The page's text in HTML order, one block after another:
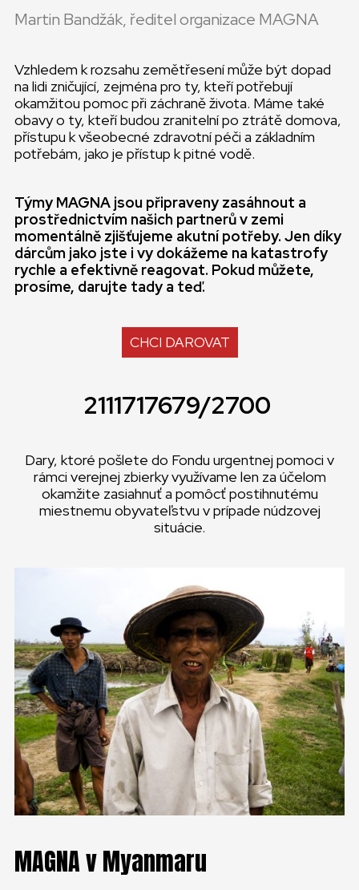
Martin Bandžák, ředitel organizace MAGNA
Vzhledem k rozsahu zemětřesení může být dopad
na lidi zničující, zejména pro ty, kteří potřebují
okamžitou pomoc při záchraně života. Máme také
obavy o ty, kteří budou zranitelní po ztrátě domova,
přístupu k všeobecné zdravotní péči a základním
potřebám, jako je přístup k pitné vodě.
Týmy MAGNA jsou připraveny zasáhnout a
prostřednictvím našich partnerů v zemi
momentálně zjišťujeme akutní potřeby. Jen díky
dárcům jako jste i vy dokážeme na katastrofy
rychle a efektivně reagovat. Pokud můžete,
prosíme, darujte tady a teď.
CHCI DAROVAT
2111717679/2700
Dary, ktoré pošlete do Fondu urgentnej pomoci v
rámci verejnej zbierky využívame len za účelom
okamžite zasiahnuť a pomôcť postihnutému
miestnemu obyvateľstvu v prípade núdzovej
situácie.
MAGNA v Myanmaru